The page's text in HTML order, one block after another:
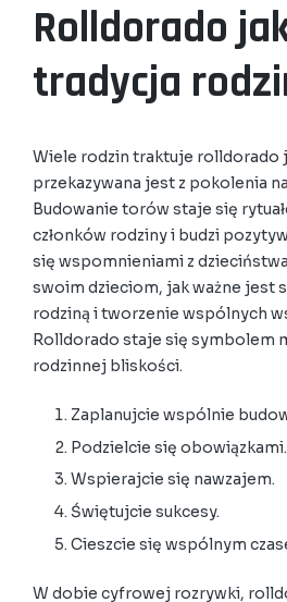
Rolldorado
tradycja
Wiele rodzin traktuje rolldorado
przekazywana jest z pokolenia
Budowanie torów staje się
członków rodziny i budzi
się wspomnieniami z
swoim dzieciom, jak ważne jest
rodziną i tworzenie wspólnych
Rolldorado staje się symbolem
rodzinnej bliskości.
Zaplanujcie wspólnie
Podzielcie się obowiązkami.
Wspierajcie się nawzajem.
Świętujcie sukcesy.
Cieszcie się wspólnym
W dobie cyfrowej rozrywki,